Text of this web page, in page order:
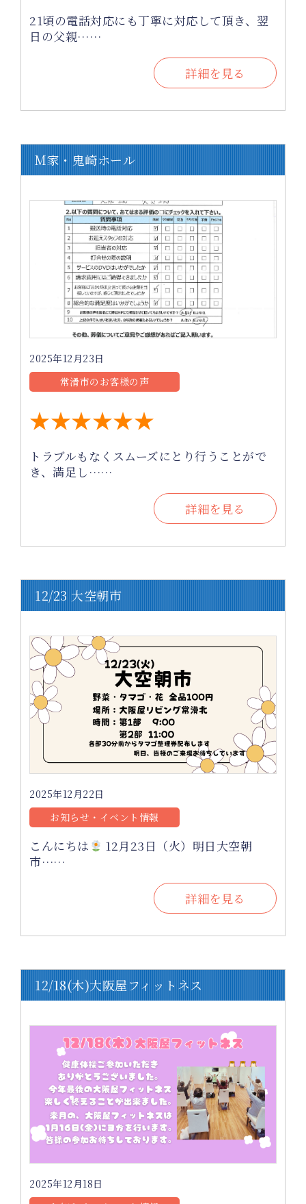
21頃の電話対応にも丁寧に対応して頂き、翌
日の父親……
詳細を見る
M家・鬼崎ホール
2025年12月23日
常滑市のお客様の声
★★★★★★
トラブルもなくスムーズにとり行うことがで
き、満足し……
詳細を見る
12/23 大空朝市
2025年12月22日
お知らせ・イベント情報
こんにちは
12月23日（火）明日大空朝
市……
詳細を見る
12/18(木)大阪屋フィットネス
2025年12月18日